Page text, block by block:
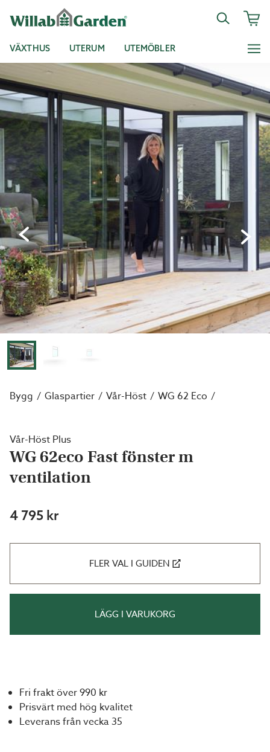
VÄXTHUS UTERUM UTEMÖBLER
Bygg Glaspartier Vår-Höst WG 62 Eco
Vår-Höst Plus
WG 62eco Fast fönster m
ventilation
4 795 kr
FLER VAL I GUIDEN
LÄGG I VARUKORG
Fri frakt över 990 kr
Prisvärt med hög kvalitet
Leverans från vecka 35